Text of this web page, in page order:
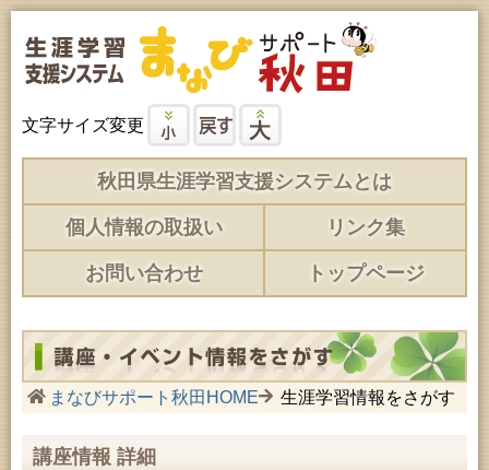
文字サイズ変更
秋田県生涯学習支援システムとは
個人情報の取扱い リンク集
お問い合わせ トップページ
まなびサポート秋田HOME 生涯学習情報をさがす
講座情報 詳細